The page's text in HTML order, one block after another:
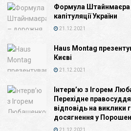
Формула Штайнмаєра
капітуляції України
21.12.2021
Haus Montag
Києві
21.12.2021
Інтерв’ю з Ігорем
Перехідне
відповідь на виклики
досягнення у
21.12.2021